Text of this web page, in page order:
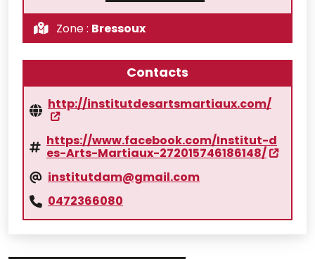
Zone : Bressoux
Contacts
http://institutdesartsmartiaux.com/
https://www.facebook.com/Institut-d
es-Arts-Martiaux-272015746186148/
institutdam@gmail.com
0472366080